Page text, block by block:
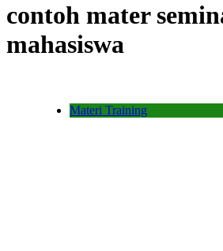
contoh mater
mahasiswa
Materi Training